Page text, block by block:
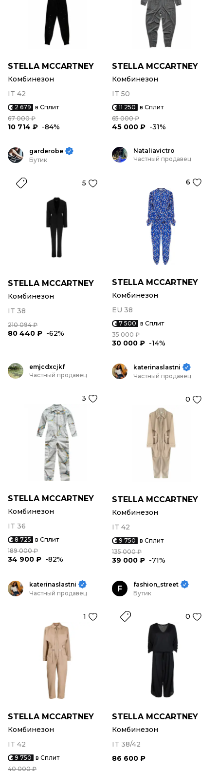
STELLA MCCARTNEY
Комбинезон
IT 42
2 679 в Сплит
67 000 ₽
10 714 ₽ -84%
STELLA MCCARTNEY
Комбинезон
IT 50
11 250 в Сплит
65 000 ₽
45 000 ₽ -31%
garderobe
Бутик
5
STELLA MCCARTNEY
Комбинезон
IT 38
210 094 ₽
80 440 ₽ -62%
Nataliavictro
Частный продавец
6
STELLA MCCARTNEY
Комбинезон
EU 38
7 500 в Сплит
35 000 ₽
30 000 ₽ -14%
emjcdxcjkf
Частный продавец
3
STELLA MCCARTNEY
Комбинезон
IT 36
8 725 в Сплит
189 000 ₽
34 900 ₽ -82%
katerinaslastni
Частный продавец
0
STELLA MCCARTNEY
Комбинезон
IT 42
9 750 в Сплит
135 000 ₽
39 000 ₽ -71%
katerinaslastni
Частный продавец
1
STELLA MCCARTNEY
Комбинезон
IT 42
9 750 в Сплит
40 000 ₽
F
fashion_street
Бутик
0
STELLA MCCARTNEY
Комбинезон
IT 38/42
86 600 ₽